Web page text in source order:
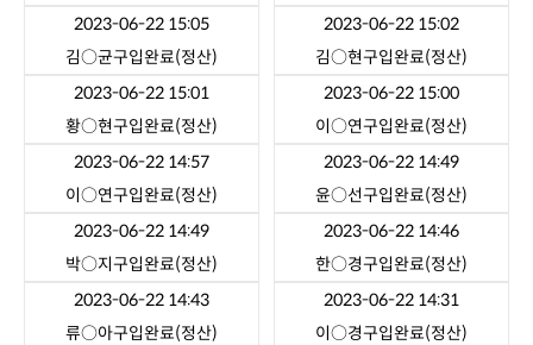
2023-06-22 15:05
김○균구입완료(정산)
2023-06-22 15:02
김○현구입완료(정산)
2023-06-22 15:01
황○현구입완료(정산)
2023-06-22 15:00
이○연구입완료(정산)
2023-06-22 14:57
이○연구입완료(정산)
2023-06-22 14:49
윤○선구입완료(정산)
2023-06-22 14:49
박○지구입완료(정산)
2023-06-22 14:46
한○경구입완료(정산)
2023-06-22 14:43
류○아구입완료(정산)
2023-06-22 14:31
이○경구입완료(정산)